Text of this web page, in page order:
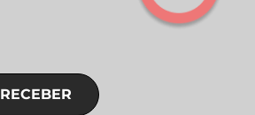
RECEBER